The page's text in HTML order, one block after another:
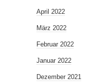
April 2022
März 2022
Februar 2022
Januar 2022
Dezember 2021